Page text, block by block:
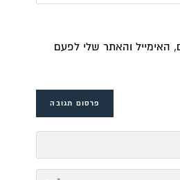
והאתר שלי לפעם